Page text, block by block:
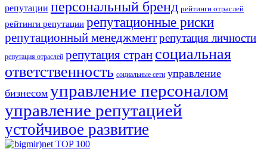
репутации персональный бренд рейтинги отраслей
рейтинги репутации репутационные риски
репутационный менеджментрепутация личности
репутация отраслей репутация стран социальная
ответственность социальные сети управление
бизнесом управление персоналом
управление репутацией
устойчивое развитие